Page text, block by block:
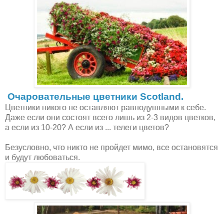
Очаровательные цветники Scotland.
Цветники никого не оставляют равнодушными к себе.
Даже если они состоят всего лишь из 2-3 видов цветков,
а если из 10-20? А если из ... телеги цветов?
Безусловно, что никто не пройдет мимо, все остановятся
и будут любоваться.